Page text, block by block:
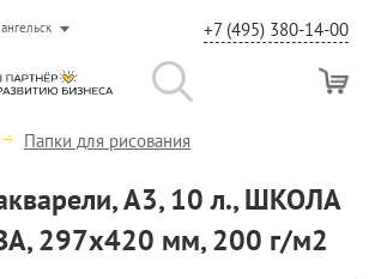
+7 (495) 380-14-00
Папки для рисования
А3, 10 л., ШКОЛА
297х420 мм, 200 г/м2